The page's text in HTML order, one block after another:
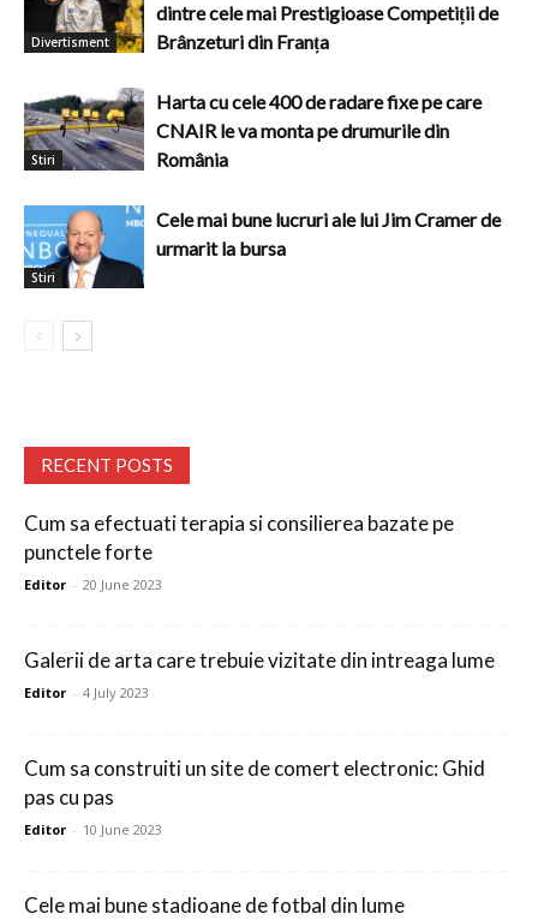
Divertisment
dintre cele mai Prestigioase Competiții de
Brânzeturi din Franța
Stiri
Harta cu cele 400 de radare fixe pe care
CNAIR le va monta pe drumurile din
România
Stiri
Cele mai bune lucruri ale lui Jim Cramer de
urmarit la bursa
RECENT POSTS
Cum sa efectuati terapia si consilierea bazate pe
punctele forte
Editor - 20 June 2023
Galerii de arta care trebuie vizitate din intreaga lume
Editor - 4 July 2023
Cum sa construiti un site de comert electronic: Ghid
pas cu pas
Editor - 10 June 2023
Cele mai bune stadioane de fotbal din lume